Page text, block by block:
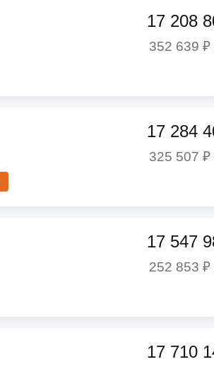
17 208
352 639 ₽
17 284
325 507 ₽
17 547
252 853 ₽
17 710